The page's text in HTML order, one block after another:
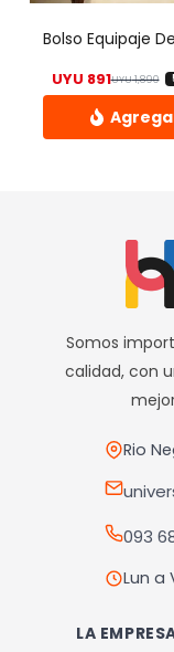
en
la
de
UYU1,890El
UYU 891 El
Las
se
en
la
de
Somos
calidad, con
Rio
093
Lun a
LA